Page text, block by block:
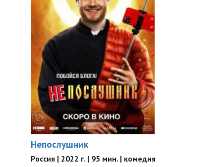
Непослушник
Россия | 2022 г. | 95 мин. | комедия